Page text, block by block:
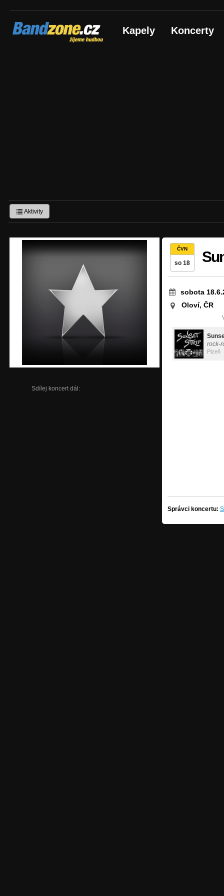
Bandzone.cz
žijeme hudbou Kapely Koncerty
Aktivity
Sdílej koncert dál:
ČVN
so 18
sobota
Oloví, ČR
rock-
Plzeň
Správci koncertu: